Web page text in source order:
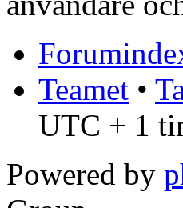
Teamet •
UTC + 1
Powered by